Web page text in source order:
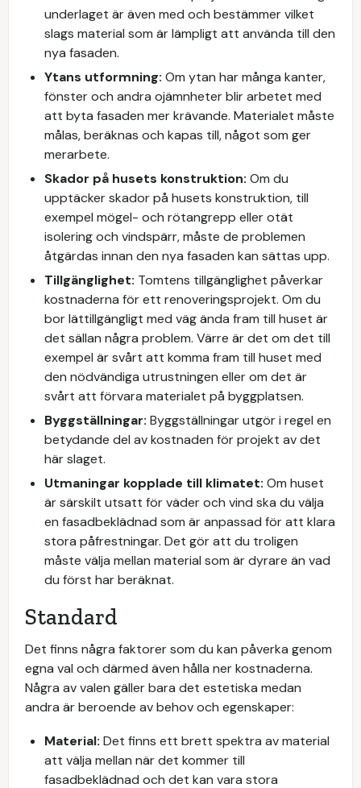
underlaget är även med och bestämmer vilket
slags material som är lämpligt att använda till den
nya fasaden.
Ytans utformning: Om ytan har många kanter,
fönster och andra ojämnheter blir arbetet med
att byta fasaden mer krävande. Materialet måste
målas, beräknas och kapas till, något som ger
merarbete.
Skador på husets konstruktion: Om du
upptäcker skador på husets konstruktion, till
exempel mögel- och rötangrepp eller otät
isolering och vindspärr, måste de problemen
åtgärdas innan den nya fasaden kan sättas upp.
Tillgänglighet: Tomtens tillgänglighet påverkar
kostnaderna för ett renoveringsprojekt. Om du
bor lättillgängligt med väg ända fram till huset är
det sällan några problem. Värre är det om det till
exempel är svårt att komma fram till huset med
den nödvändiga utrustningen eller om det är
svårt att förvara materialet på byggplatsen.
Byggställningar: Byggställningar utgör i regel en
betydande del av kostnaden för projekt av det
här slaget.
Utmaningar kopplade till klimatet: Om huset
är särskilt utsatt för väder och vind ska du välja
en fasadbeklädnad som är anpassad för att klara
stora påfrestningar. Det gör att du troligen
måste välja mellan material som är dyrare än vad
du först har beräknat.
Standard
Det finns några faktorer som du kan påverka genom
egna val och därmed även hålla ner kostnaderna.
Några av valen gäller bara det estetiska medan
andra är beroende av behov och egenskaper:
Material: Det finns ett brett spektra av material
att välja mellan när det kommer till
fasadbeklädnad och det kan vara stora